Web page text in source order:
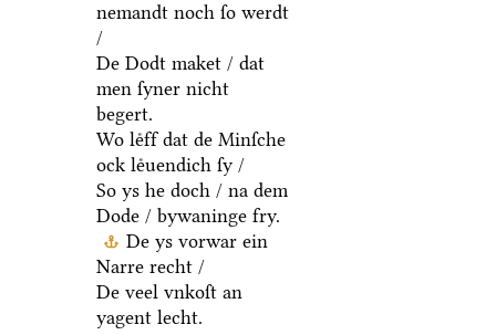
nemandt noch ſo werdt
/
De Dodt maket / dat
men ſyner nicht
begert.
Wo leͤff dat de Minſche
ock leͤuendich ſy /
So ys he doch / na dem
Dode / bywaninge fry.
De ys vorwar ein
Narre recht /
De veel vnkoſt an
yagent lecht.